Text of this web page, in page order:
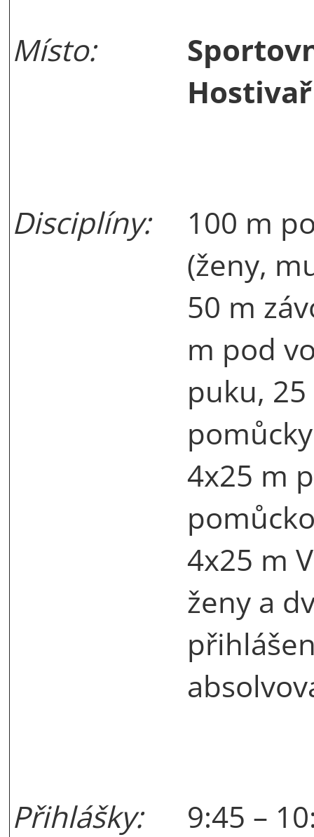
Místo:
Disciplíny:
100 m
(ženy,
50 m
m pod
puku,
4x25 m
4x25 m
ženy a
Přihlášky:
9:45 –